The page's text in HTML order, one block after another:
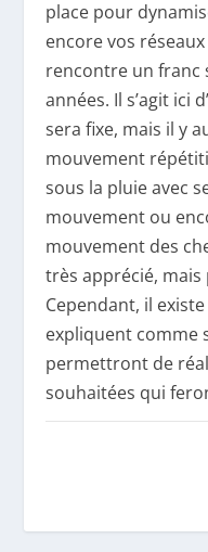
place pour
encore vos
rencontre un franc
années. Il s’agit ici
sera fixe, mais il y
mouvement
sous la pluie avec
mouvement ou
mouvement des
très apprécié, mais
Cependant, il
expliquent comme
permettront de
souhaitées qui